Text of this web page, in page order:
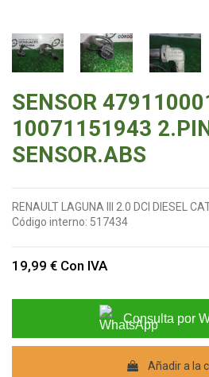
SENSOR
10071151943
SENSOR.ABS
RENAULT LAGUNA III 2.0 DCI DIESEL
Código interno: 517434
19,99 € Con IVA
Consulta por
Añadir a la